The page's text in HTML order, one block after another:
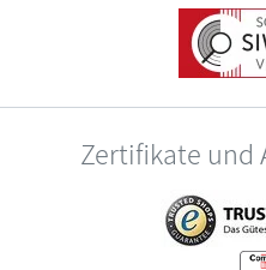
Zertifikate und